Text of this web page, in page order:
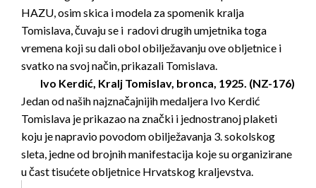
HAZU, osim skica i modela za spomenik kralja
Tomislava, čuvaju se i radovi drugih umjetnika toga
vremena koji su dali obol obilježavanju ove obljetnice i
svatko na svoj način, prikazali Tomislava.
Ivo Kerdić, Kralj Tomislav, bronca, 1925. (NZ-176)
Jedan od naših najznačajnijih medaljera Ivo Kerdić
Tomislava je prikazao na znački i jednostranoj plaketi
koju je napravio povodom obilježavanja 3. sokolskog
sleta, jedne od brojnih manifestacija koje su organizirane
u čast tisućete obljetnice Hrvatskog kraljevstva.